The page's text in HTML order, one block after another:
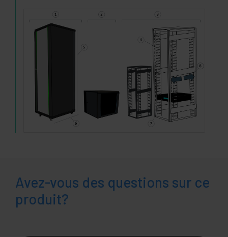
Avez-vous des questions sur ce
produit?